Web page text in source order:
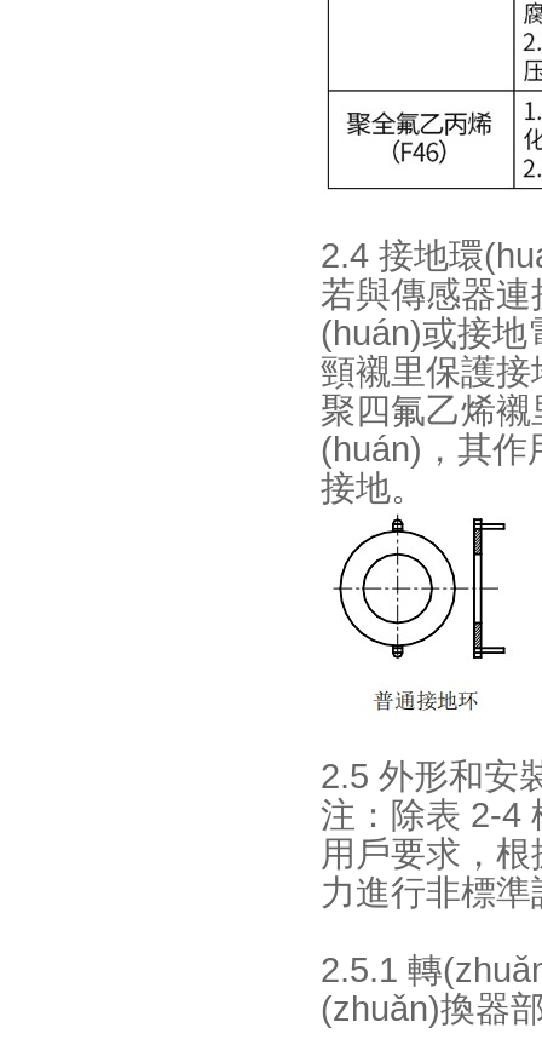
2.4 接地環
若與傳感器
(huán)或接地
頸襯里保護
聚四氟乙烯襯
(huán)，其作
接地。
2.5 外形和安
注：除表 2-4
用戶要求
力進行非標準設
2.5.1 轉
(zhuǎn)換器